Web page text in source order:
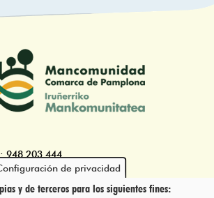
948 203 444
de privacidad
y de terceros para los siguientes fines: